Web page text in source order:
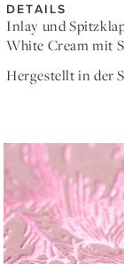
DETAILS
Inlay und
White Cream mit
Hergestellt in der